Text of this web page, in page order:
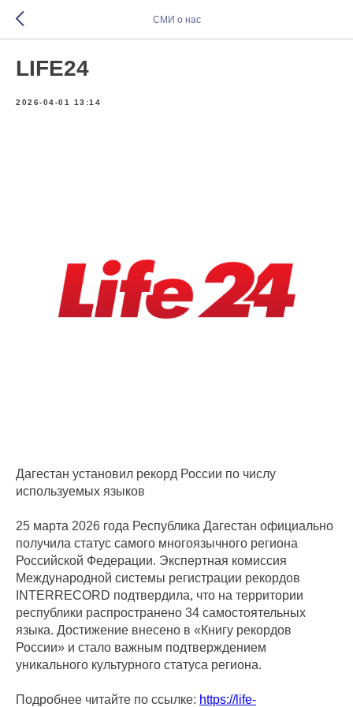
СМИ о нас
LIFE24
2026-04-01 13:14
Дагестан установил рекорд России по числу
используемых языков
25 марта 2026 года Республика Дагестан официально
получила статус самого многоязычного региона
Российской Федерации. Экспертная комиссия
Международной системы регистрации рекордов
INTERRECORD подтвердила, что на территории
республики распространено 34 самостоятельных
языка. Достижение внесено в «Книгу рекордов
России» и стало важным подтверждением
уникального культурного статуса региона.
Подробнее читайте по ссылке: https://life-